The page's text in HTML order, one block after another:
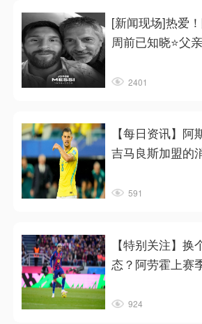
[新闻现场]热爱
周前已知晓⭐父
2401
【每日资讯】
吉马良斯加盟的
591
【特别关注】
态？阿劳霍上赛
924